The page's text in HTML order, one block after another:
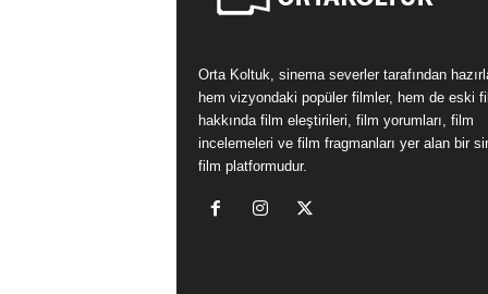
Orta Koltuk, sinema severler tarafından
hem vizyondaki popüler filmler, hem de eski
hakkında film eleştirileri, film yorumları, film
incelemeleri ve film fragmanları yer alan bir
film platformudur.